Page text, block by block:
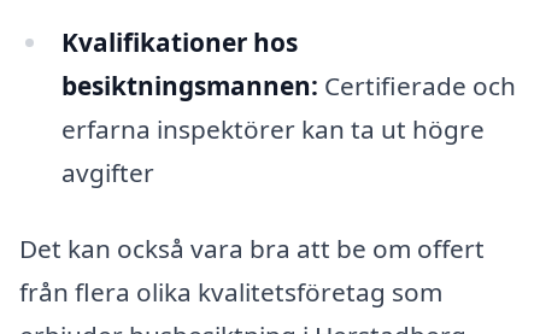
Kvalifikationer hos
besiktningsmannen: Certifierade och
erfarna inspektörer kan ta ut högre
avgifter
Det kan också vara bra att be om offert
från flera olika kvalitetsföretag som